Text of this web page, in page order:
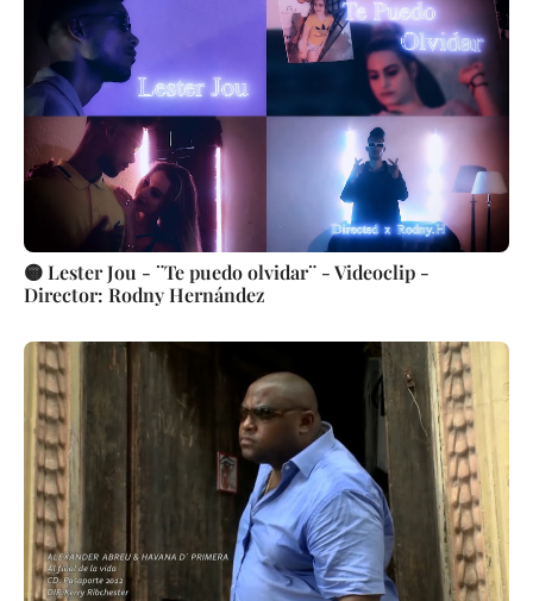
🟡 Lester Jou - ¨Te puedo olvidar¨ - Videoclip -
Director: Rodny Hernández